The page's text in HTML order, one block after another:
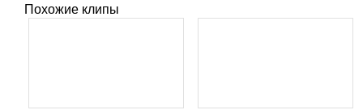
Похожие клипы